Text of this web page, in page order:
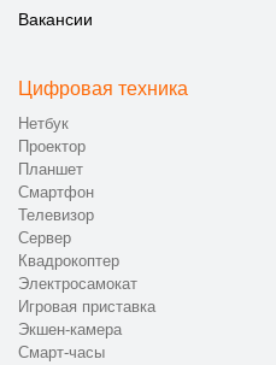
Вакансии
Цифровая техника
Нетбук
Проектор
Планшет
Смартфон
Телевизор
Сервер
Квадрокоптер
Электросамокат
Игровая приставка
Экшен-камера
Смарт-часы